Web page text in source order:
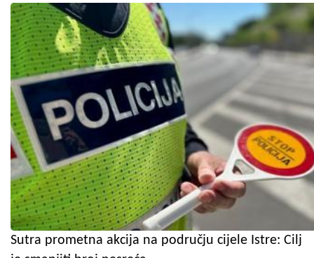
Sutra prometna akcija na području cijele Istre: Cilj